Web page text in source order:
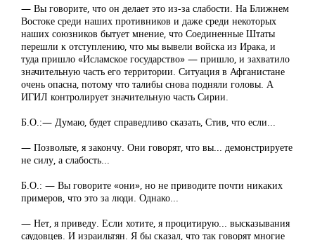
— Вы говорите, что он делает это из-за слабости. На Ближнем
Востоке среди наших противников и даже среди некоторых
наших союзников бытует мнение, что Соединенные Штаты
перешли к отступлению, что мы вывели войска из Ирака, и
туда пришло «Исламское государство» — пришло, и захватило
значительную часть его территории. Ситуация в Афганистане
очень опасна, потому что талибы снова подняли головы. А
ИГИЛ контролирует значительную часть Сирии.
Б.О.:— Думаю, будет справедливо сказать, Стив, что если...
— Позвольте, я закончу. Они говорят, что вы... демонстрируете
не силу, а слабость...
Б.О.: — Вы говорите «они», но не приводите почти никаких
примеров, что это за люди. Однако...
— Нет, я приведу. Если хотите, я процитирую... высказывания
саудовцев. И израильтян. Я бы сказал, что так говорят многие